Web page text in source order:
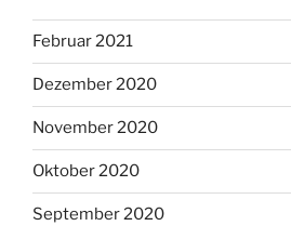
Februar 2021
Dezember 2020
November 2020
Oktober 2020
September 2020